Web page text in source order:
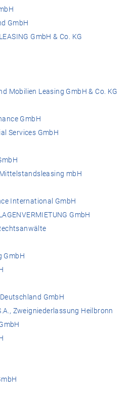
GmbH
GmbH & Co. KG
Mobilien Leasing GmbH & Co. KG
GmbH
Services GmbH
mbH
International GmbH
GmbH
GmbH
GmbH
Zweigniederlassung Heilbronn